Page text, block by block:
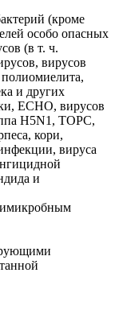
(кроме
особо опасных
(в т. ч.
вирусов
и других
ЕСНО, вирусов
H5N1, ТОРС,
кори,
вируса
и